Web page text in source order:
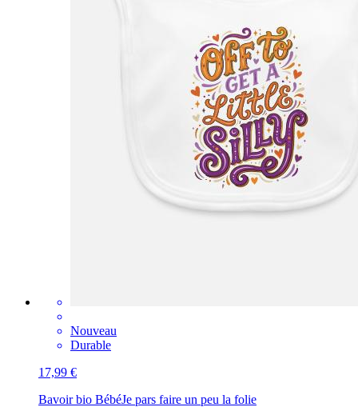
Nouveau
Durable
17,99 €
Bavoir bio BébéJe pars faire un peu la folie